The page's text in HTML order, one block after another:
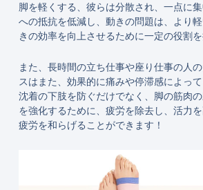
脚を軽くする、彼らは分散され、一点に
への抵抗を低減し、動きの問題は、より
きの効率を向上させるために一定の役割を
また、長時間の立ち仕事や座り仕事の人
スはまた、効果的に痛みや停滞感によっ
沈着の下肢を防ぐだけでなく、脚の筋肉
を強化するために、疲労を除去し、活力
疲労を和らげることができます！